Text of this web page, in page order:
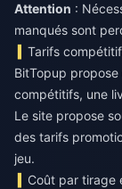
Attention :
manqués sont
Tarifs
BitTopup
compétitifs, une
Le site propose
des tarifs
jeu.
Coût par tirage